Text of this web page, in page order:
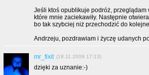
Jeśli ktoś opublikuje podróż,
które mnie zaciekawiły. Następnie
bo tak szybciej niż przechodzić do
Andrzeju, pozdrawiam i życzę udanych
mr_fixit (18.11.2009 17:13)
dzięki za uznanie:-)